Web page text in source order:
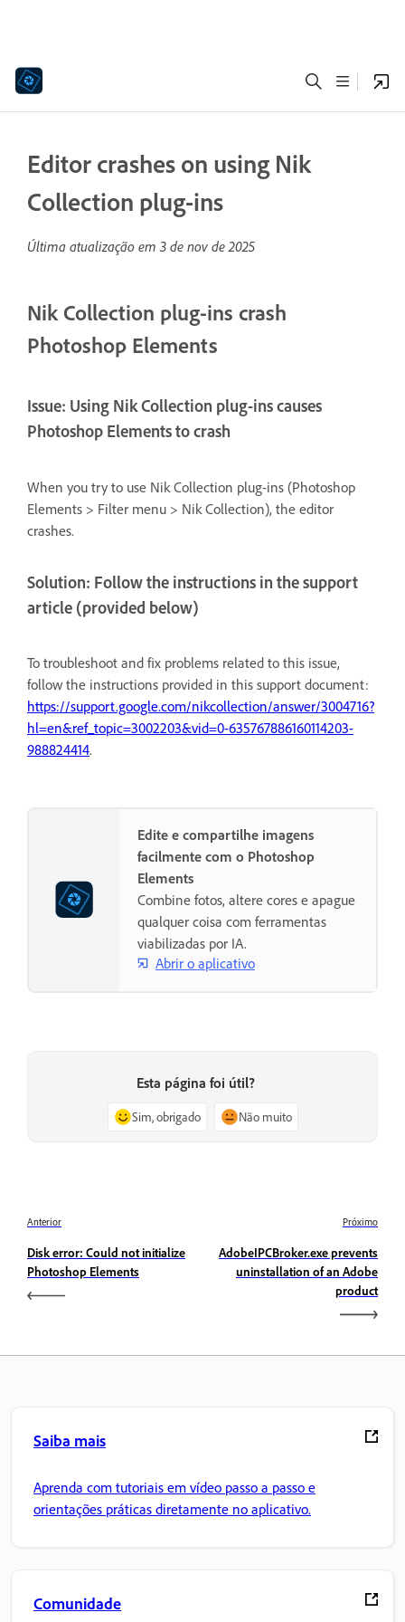
Editor crashes on using Nik
Collection plug-ins
Última atualização em 3 de nov de 2025
Nik Collection plug-ins crash
Photoshop Elements
Issue: Using Nik Collection plug-ins causes
Photoshop Elements to crash
When you try to use Nik Collection plug-ins (Photoshop
Elements > Filter menu > Nik Collection), the editor
crashes.
Solution: Follow the instructions in the support
article (provided below)
To troubleshoot and fix problems related to this issue,
follow the instructions provided in this support document:
https://support.google.com/nikcollection/answer/3004716?
hl=en&ref_topic=3002203&vid=0-635767886160114203-
988824414.
Edite e compartilhe imagens
facilmente com o Photoshop
Elements
Combine fotos, altere cores e apague
qualquer coisa com ferramentas
viabilizadas por IA.
Abrir o aplicativo
Esta página foi útil?
Sim, obrigado Não muito
Anterior
Disk error: Could not initialize
Photoshop Elements
Próximo
AdobeIPCBroker.exe prevents
uninstallation of an Adobe
product
Saiba mais
Aprenda com tutoriais em vídeo passo a passo e
orientações práticas diretamente no aplicativo.
Comunidade